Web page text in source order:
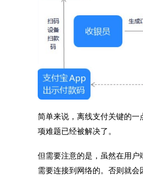
简单来说，离线支付关键的
项难题已经被解决了。
但需要注意的是，虽然在用
需要连接到网络的。否则就会